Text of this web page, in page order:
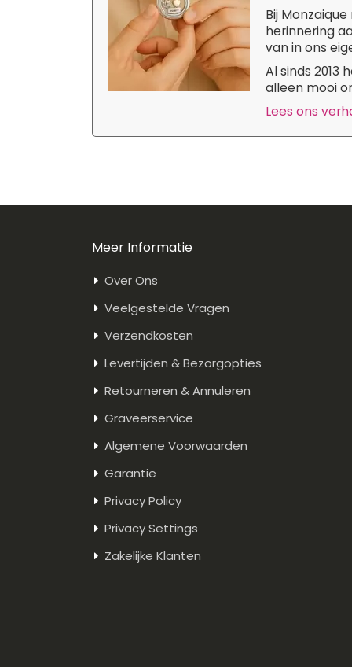
Bij
herinnering
van in ons
Al sinds
alleen mooi
Lees ons
Meer Informatie
Over Ons
Veelgestelde Vragen
Verzendkosten
Levertijden & Bezorgopties
Retourneren & Annuleren
Graveerservice
Algemene Voorwaarden
Garantie
Privacy Policy
Privacy Settings
Zakelijke Klanten